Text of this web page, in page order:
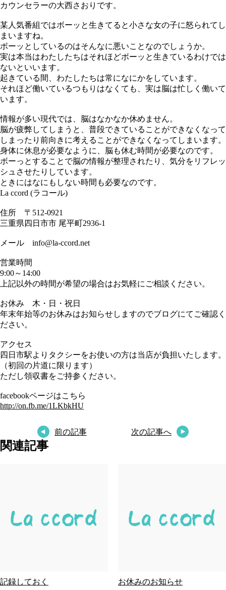
カウンセラーの大西さおりです。
某人気番組ではボーッと生きてると小さな女の子に怒られてし
まいますね。
ボーッとしているのはそんなに悪いことなのでしょうか。
実は本当はわたしたちはそれほどボーッと生きているわけでは
ないといいます。
起きている間、わたしたちは常になにかをしています。
それほど働いているつもりはなくても、実は脳は忙しく働いて
います。
情報が多い現代では、脳はなかなか休めません。
脳が疲弊してしまうと、普段できていることができなくなって
しまったり前向きに考えることができなくなってしまいます。
身体に休息が必要なように、脳も休む時間が必要なのです。
ボーっとすることで脳の情報が整理されたり、気分をリフレッ
シュさせたりしています。
ときにはなにもしない時間も必要なのです。
La ccord (ラコール)
住所 〒512-0921
三重県四日市市 尾平町2936-1
メール info@la-ccord.net
営業時間
9:00～14:00
上記以外の時間が希望の場合はお気軽にご相談ください。
お休み 木・日・祝日
年末年始等のお休みはお知らせしますのでブログにてご確認く
ださい。
アクセス
四日市駅よりタクシーをお使いの方は当店が負担いたします。
（初回の片道に限ります）
ただし領収書をご持参ください。
facebookページはこちら
http://on.fb.me/1LKbkHU
前の記事 次の記事へ
関連記事
記録しておく お休みのお知らせ